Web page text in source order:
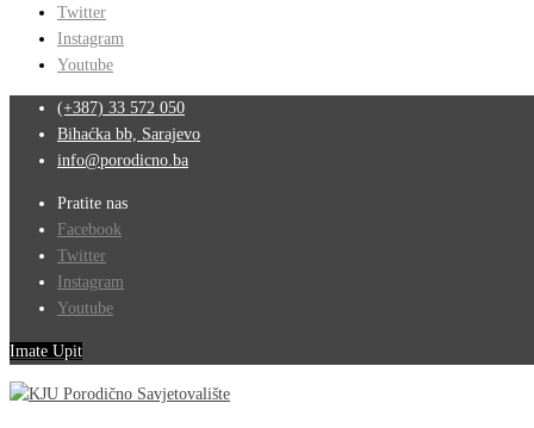
Twitter
Instagram
Youtube
(+387) 33 572 050
Bihaćka bb, Sarajevo
info@porodicno.ba
Pratite nas
Facebook
Twitter
Instagram
Youtube
Imate Upit